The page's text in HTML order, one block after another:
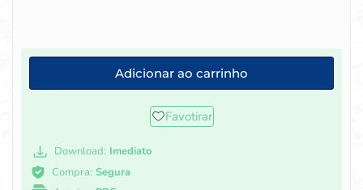
Adicionar ao carrinho
Favotirar
Download: Imediato
Compra: Segura